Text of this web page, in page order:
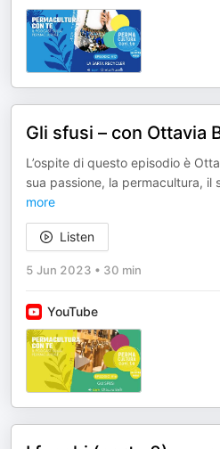
Gli sfusi – con Ottavia
L’ospite di questo episodio è
sua passione, la permacultura, il
more
Listen
5 Jun 2023 • 30 min
YouTube